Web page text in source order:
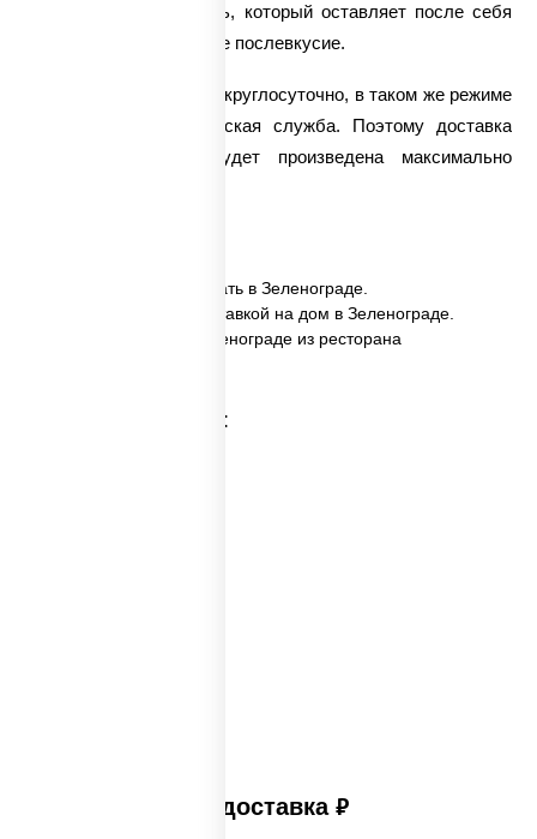
же, изысканный имбирь, который оставляет после себя
утонченное сладковатое послевкусие.
Мы оформляем заказы круглосуточно, в таком же режиме
работает наша курьерская служба. Поэтому доставка
будет произведена максимально
✅ Набор для суши заказать в Зеленограде.
✅ Набор для суши с доставкой на дом в Зеленограде.
✅ Набор для суши в Зеленограде из ресторана
Категории товара:
Платная доставка руб